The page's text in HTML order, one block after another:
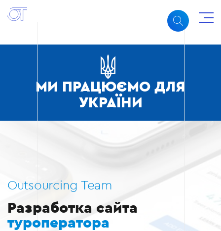
МИ ПРАЦЮЄМО ДЛЯ
УКРАЇНИ
Outsourcing Team
Разработка сайта
туроператора